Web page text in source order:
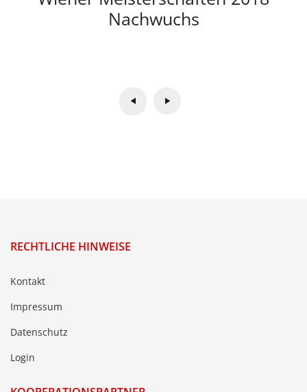
Nachwuchs
RECHTLICHE HINWEISE
Kontakt
Impressum
Datenschutz
Login